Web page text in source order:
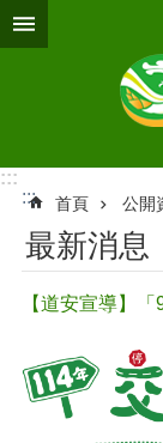
跳到主要內容區塊
:::
:::
首頁 公開
最新消息
【道安宣導】